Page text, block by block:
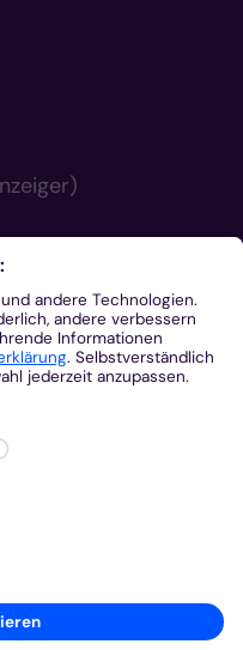
aachen.de